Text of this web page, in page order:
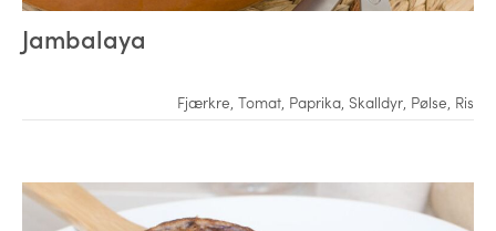
Jambalaya
Fjærkre, Tomat, Paprika, Skalldyr, Pølse, Ris